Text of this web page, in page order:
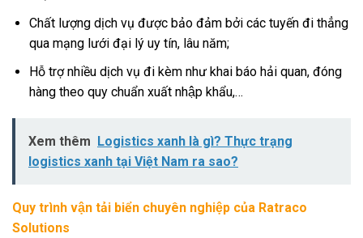
Chất lượng dịch vụ được bảo đảm bởi các tuyến đi thẳng
qua mạng lưới đại lý uy tín, lâu năm;
Hỗ trợ nhiều dịch vụ đi kèm như khai báo hải quan, đóng
hàng theo quy chuẩn xuất nhập khẩu,…
Xem thêm
Logistics xanh là gì? Thực trạng
logistics xanh tại Việt Nam ra sao?
Quy trình vận tải biển chuyên nghiệp của Ratraco
Solutions